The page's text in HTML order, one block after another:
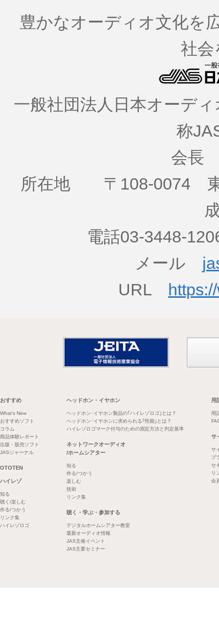
豊かなオーディオ文化を
社会
一般社団法人日本オーデ
称
会長
所在地 〒108-0074 東
電話03-3448-
メール
URL
おすすめ
What's New
おすすめソフト
コラム
商品体験レポート
出版・販売ソフト
JASジャーナル
OTOTEN
ハイレゾ
知る
聴く/楽しむ
作る/つかう
リンク集
ハイレゾロゴ
ヘッドホン・イヤホン
ヘッドホン･イヤホン製品の｢ハイレゾロゴ｣とは？
ヘッドホン･イヤホンに求められる｢性能｣とは？
ハイレゾロゴマーク付与のための測定方法と判定基準
ネットワークオーディオ
/ホームシアター
知る
作る/つかう
楽しむ
技術
リンク集
聴く・学ぶ・参加する
デジタルホームシアター教室
最新オーディオ情報
JAS主催イベント
JAS主要セミナー
用
用
サ
サ
プ
セ
リ
会